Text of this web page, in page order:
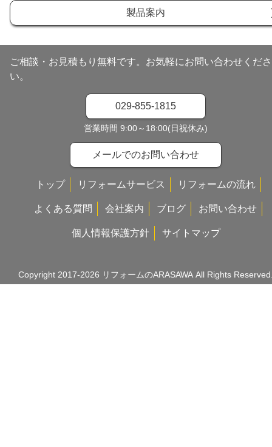
製品案内
ご相談・お見積もり無料です。お気軽にお問い合わせくださ
い。
029-855-1815
営業時間 9:00～18:00(日祝休み)
メールでのお問い合わせ
トップ リフォームサービス リフォームの流れ
よくある質問 会社案内 ブログ お問い合わせ
個人情報保護方針 サイトマップ
Copyright 2017-2026 リフォームのARASAWA All Rights